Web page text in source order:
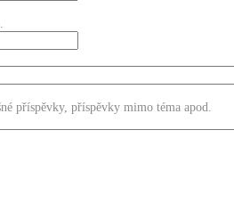
příspěvky, příspěvky mimo téma apod.